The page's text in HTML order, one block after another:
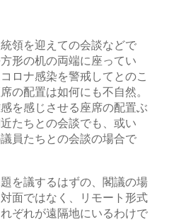
領を迎えての会談などで
形の机の両端に座ってい
ロナ感染を警戒してとのこ
の配置は如何にも不自然。
を感じさせる座席の配置ぶ
たちとの会談でも、或い
員たちとの会談の場合で
を議するはずの、閣議の場
面ではなく、リモート形式
ぞれが遠隔地にいるわけで